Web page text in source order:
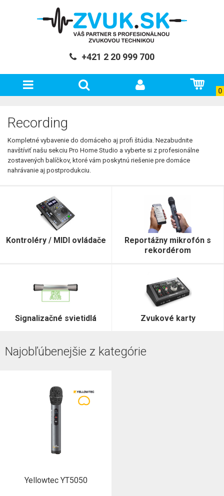
+421 2 20 999 700
0
Recording
Kompletné vybavenie do domáceho aj profi štúdia. Nezabudnite
navštíviť našu sekciu Pro Home Studio a vyberte si z profesionálne
zostavených balíčkov, ktoré vám poskytnú riešenie pre domáce
nahrávanie aj postprodukciu.
Kontroléry / MIDI ovládače
Reportážny mikrofón s
rekordérom
Signalizačné svietidlá Zvukové karty
Najobľúbenejšie z kategórie
Yellowtec YT5050